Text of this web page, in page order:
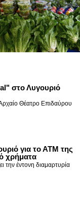
στο Λυγουριό
Θέατρο Επιδαύρου
για το ΑΤΜ της
χρήματα
την έντονη διαμαρτυρία